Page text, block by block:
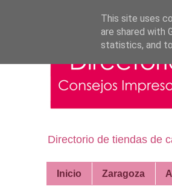
Directorio de tiendas de
Inicio Zaragoza
This site uses
are shared with
statistics, and